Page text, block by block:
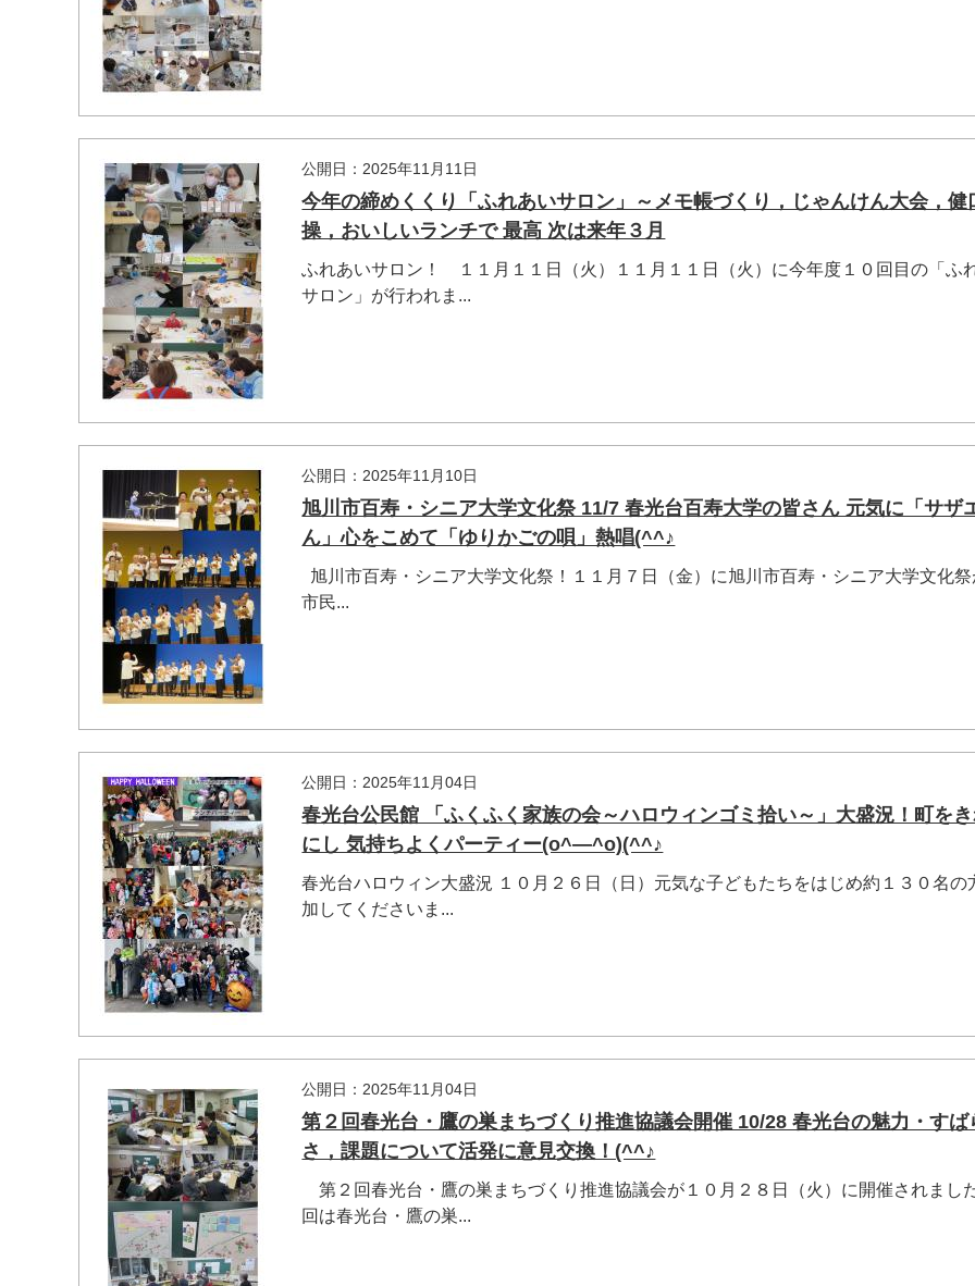
公開日：2025年11月11日
今年の締めくくり「ふれあいサロン」～メモ帳づくり，じゃんけん大会，健
操，おいしいランチで 最高 次は来年３月
ふれあいサロン！ １１月１１日（火）１１月１１日（火）に今年度１０回目の「ふ
サロン」が行われま...
公開日：2025年11月10日
旭川市百寿・シニア大学文化祭 11/7 春光台百寿大学の皆さん 元気に「サザ
ん」心をこめて「ゆりかごの唄」熱唱(^^♪
旭川市百寿・シニア大学文化祭！１１月７日（金）に旭川市百寿・シニア大学文化祭
市民...
公開日：2025年11月04日
春光台公民館 「ふくふく家族の会～ハロウィンゴミ拾い～」大盛況！町を
にし 気持ちよくパーティー(o^―^o)(^^♪
春光台ハロウィン大盛況 １０月２６日（日）元気な子どもたちをはじめ約１３０名の
加してくださいま...
公開日：2025年11月04日
第２回春光台・鷹の巣まちづくり推進協議会開催 10/28 春光台の魅力・すば
さ，課題について活発に意見交換！(^^♪
第２回春光台・鷹の巣まちづくり推進協議会が１０月２８日（火）に開催されまし
回は春光台・鷹の巣...